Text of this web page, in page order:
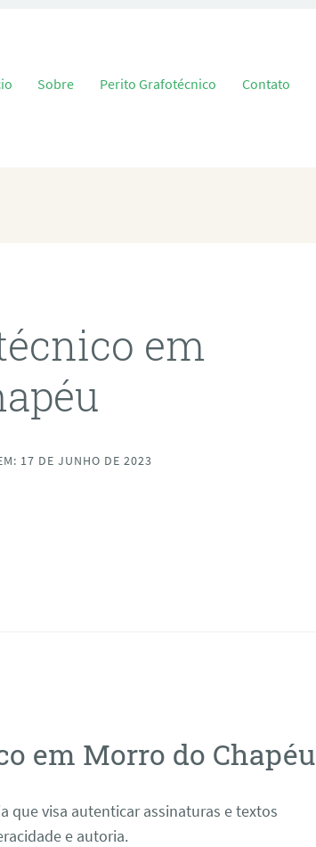
para o conteúdo
Sobre Perito Grafotécnico Contato
em
17 DE JUNHO DE 2023
em Morro do Chapéu
que visa autenticar assinaturas e textos
e autoria.